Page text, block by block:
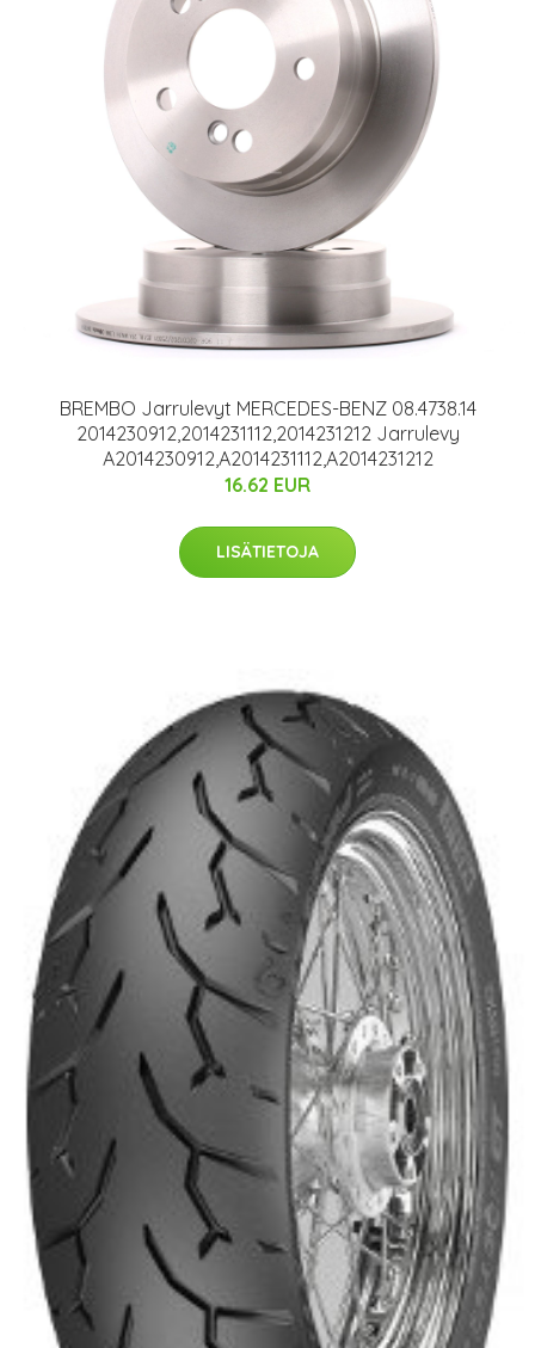
BREMBO Jarrulevyt MERCEDES-BENZ 08.4738.14
2014230912,2014231112,2014231212 Jarrulevy
A2014230912,A2014231112,A2014231212
16.62 EUR
LISÄTIETOJA